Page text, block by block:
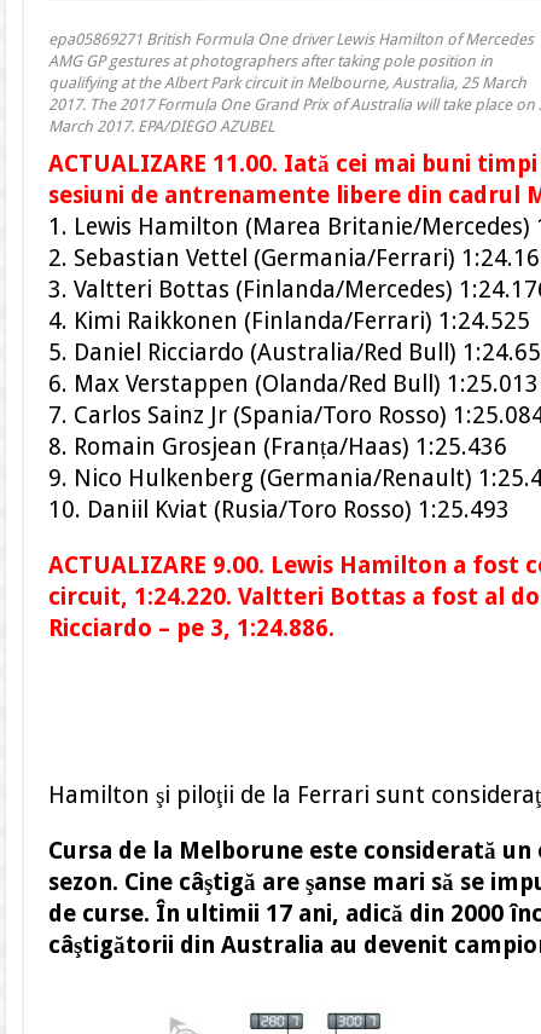
epa05869271 British Formula One driver Lewis Hamilton of Mercedes
AMG GP gestures at photographers after taking pole position in
qualifying at the Albert Park circuit in Melbourne, Australia, 25 March
2017. The 2017 Formula One Grand Prix of Australia will take place on
March 2017. EPA/DIEGO AZUBEL
ACTUALIZARE 11.00. Iată cei mai buni
sesiuni de antrenamente libere din cadrul
1. Lewis Hamilton (Marea Britanie/Mercedes)
2. Sebastian Vettel (Germania/Ferrari)
3. Valtteri Bottas (Finlanda/Mercedes)
4. Kimi Raikkonen (Finlanda/Ferrari) 1:24.525
5. Daniel Ricciardo (Australia/Red Bull)
6. Max Verstappen (Olanda/Red Bull) 1:25.013
7. Carlos Sainz Jr (Spania/Toro Rosso)
8. Romain Grosjean (Franța/Haas) 1:25.436
9. Nico Hulkenberg (Germania/Renault)
10. Daniil Kviat (Rusia/Toro Rosso) 1:25.493
ACTUALIZARE 9.00. Lewis Hamilton a fost
circuit, 1:24.220. Valtteri Bottas a fost al
Ricciardo – pe 3, 1:24.886.
Hamilton şi piloţii de la Ferrari sunt
Cursa de la Melborune este considerată
sezon. Cine câştigă are şanse mari să se
de curse. În ultimii 17 ani, adică din 2000
câştigătorii din Australia au devenit